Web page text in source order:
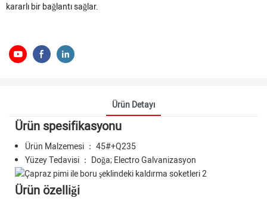
kararlı bir bağlantı sağlar.
Ürün Detayı
Ürün spesifikasyonu
Ürün Malzemesi ： 45#+Q235
Yüzey Tedavisi ： Doğa; Electro Galvanizasyon
Ürün özelliği